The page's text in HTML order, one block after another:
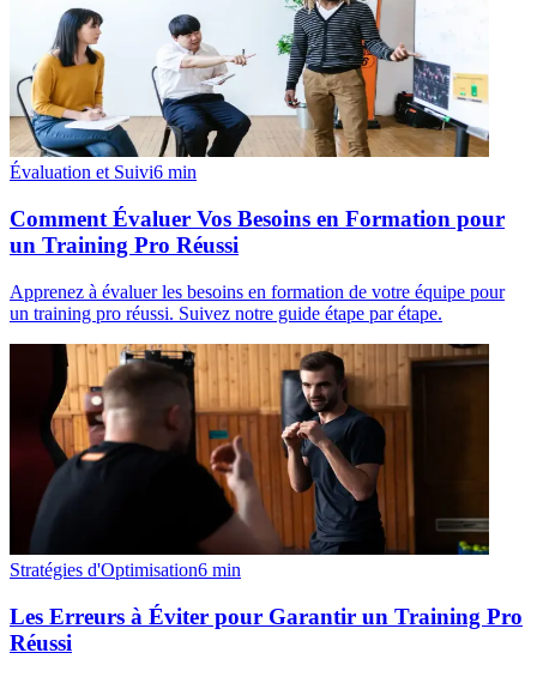
Évaluation et Suivi6 min
Comment Évaluer Vos Besoins en Formation pour
un Training Pro Réussi
Apprenez à évaluer les besoins en formation de votre équipe pour
un training pro réussi. Suivez notre guide étape par étape.
Stratégies d'Optimisation6 min
Les Erreurs à Éviter pour Garantir un Training Pro
Réussi